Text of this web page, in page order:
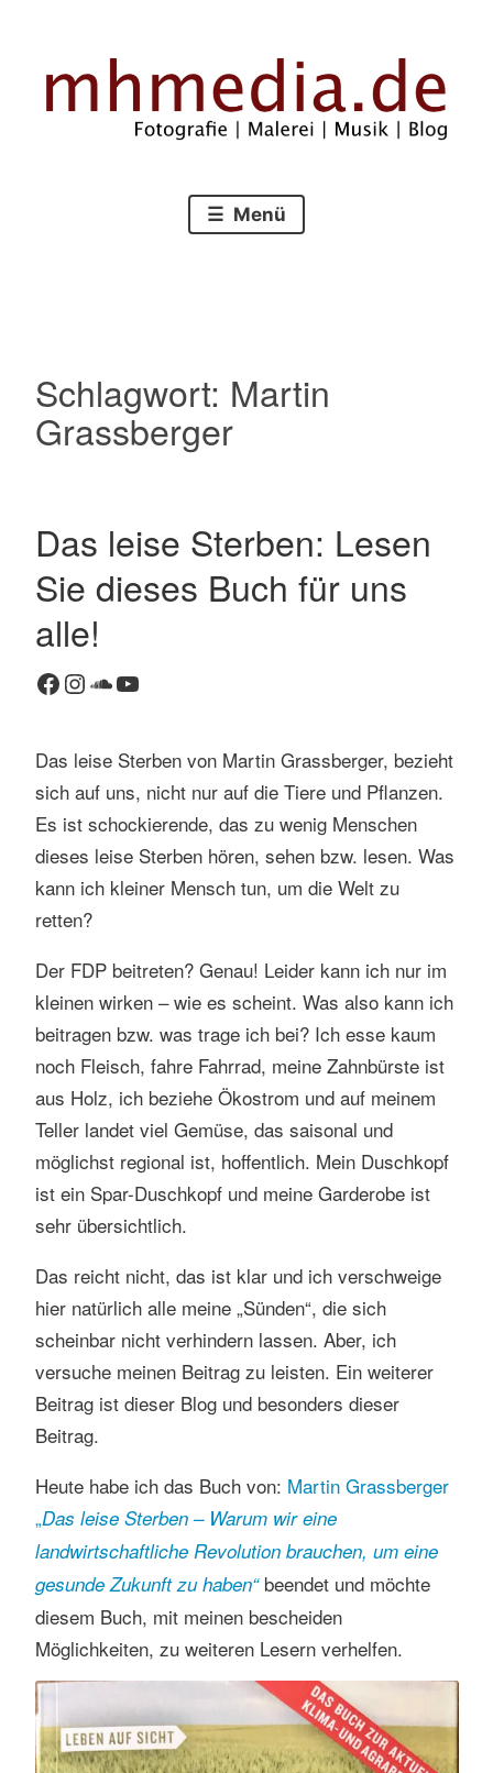
springen
mhmedia.de
Menü
Schlagwort: Martin
Grassberger
Das leise Sterben: Lesen
Sie dieses Buch für uns
alle!
Facebook
Instagram
SoundCloud
YouTube
Das leise Sterben von Martin Grassberger, bezieht
sich auf uns, nicht nur auf die Tiere und Pflanzen.
Es ist schockierende, das zu wenig Menschen
dieses leise Sterben hören, sehen bzw. lesen. Was
kann ich kleiner Mensch tun, um die Welt zu
retten?
Der FDP beitreten? Genau! Leider kann ich nur im
kleinen wirken – wie es scheint. Was also kann ich
beitragen bzw. was trage ich bei? Ich esse kaum
noch Fleisch, fahre Fahrrad, meine Zahnbürste ist
aus Holz, ich beziehe Ökostrom und auf meinem
Teller landet viel Gemüse, das saisonal und
möglichst regional ist, hoffentlich. Mein Duschkopf
ist ein Spar-Duschkopf und meine Garderobe ist
sehr übersichtlich.
Das reicht nicht, das ist klar und ich verschweige
hier natürlich alle meine „Sünden“, die sich
scheinbar nicht verhindern lassen. Aber, ich
versuche meinen Beitrag zu leisten. Ein weiterer
Beitrag ist dieser Blog und besonders dieser
Beitrag.
Heute habe ich das Buch von: Martin Grassberger
„Das leise Sterben – Warum wir eine
landwirtschaftliche Revolution brauchen, um eine
gesunde Zukunft zu haben“beendet und möchte
diesem Buch, mit meinen bescheiden
Möglichkeiten, zu weiteren Lesern verhelfen.